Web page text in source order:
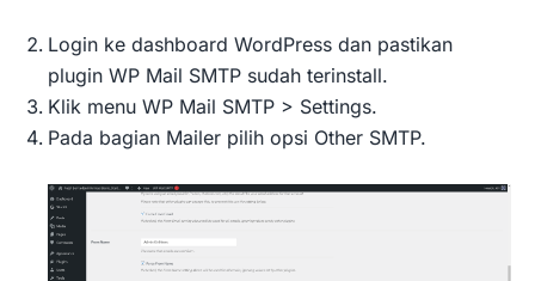
Login ke dashboard WordPress dan pastikan
plugin WP Mail SMTP sudah terinstall.
Klik menu WP Mail SMTP > Settings.
Pada bagian Mailer pilih opsi Other SMTP.